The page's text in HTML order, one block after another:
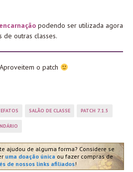
podendo ser utilizada agora
outras classes.
o patch
SALÃO DE CLASSE PATCH 7.1.5
ajudou de alguma forma? Considere se
uma doação única ou fazer compras de
de nossos links afiliados!